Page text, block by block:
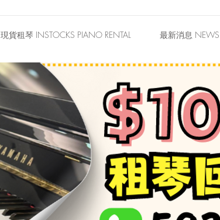
現貨租琴 INSTOCKS PIANO RENTAL 最新消息 NEWS